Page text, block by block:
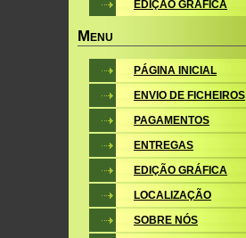
EDIÇÃO GRÁFICA
M ENU
PÁGINA INICIAL
ENVIO DE FICHEIROS
PAGAMENTOS
ENTREGAS
EDIÇÃO GRÁFICA
LOCALIZAÇÃO
SOBRE NÓS